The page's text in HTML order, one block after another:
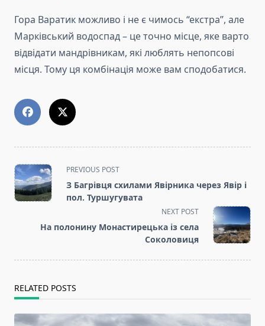
Гора Варатик можливо і не є чимось “екстра”, але
Марківський водоспад – це точно місце, яке варто
відвідати мандрівникам, які люблять непопсові
місця. Тому ця комбінація може вам сподобатися.
<span
class="nav-
subtitle
reader-
PREVIOUS POST
З Багрівця схилами Явірника через Явір і
пол. Туршугувата
NEXT POST
На полонину Монастирецька із села
Соколовиця
RELATED POSTS